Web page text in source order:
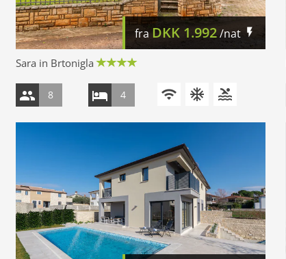
fraDKK 1.992/nat
Sara in Brtonigla
8 4